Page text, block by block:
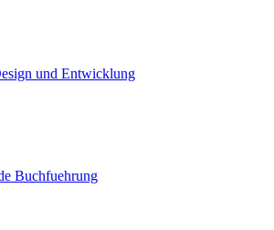
und Entwicklung
Buchfuehrung